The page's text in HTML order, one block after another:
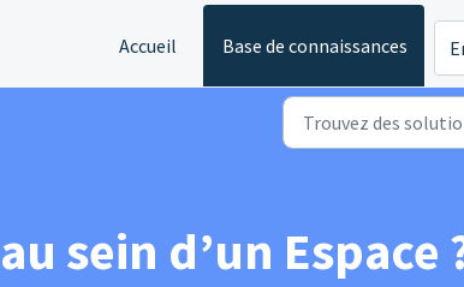
Accueil Base de connaissances
sein d’un Espace